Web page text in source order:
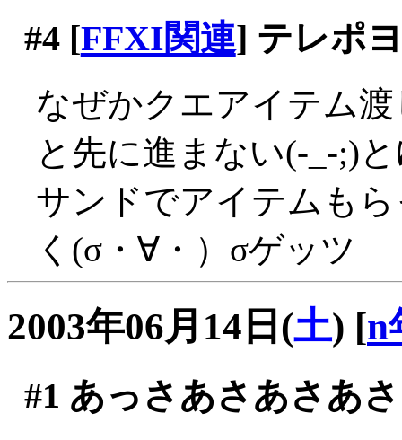
#4[FFXI関連] テレポ
なぜかクエアイテム
と先に進まない(-_-;)
サンドでアイテムも
く(σ・∀・）σゲッツ
2003年06月14日(土) [n
#1 あっさあさあさあ